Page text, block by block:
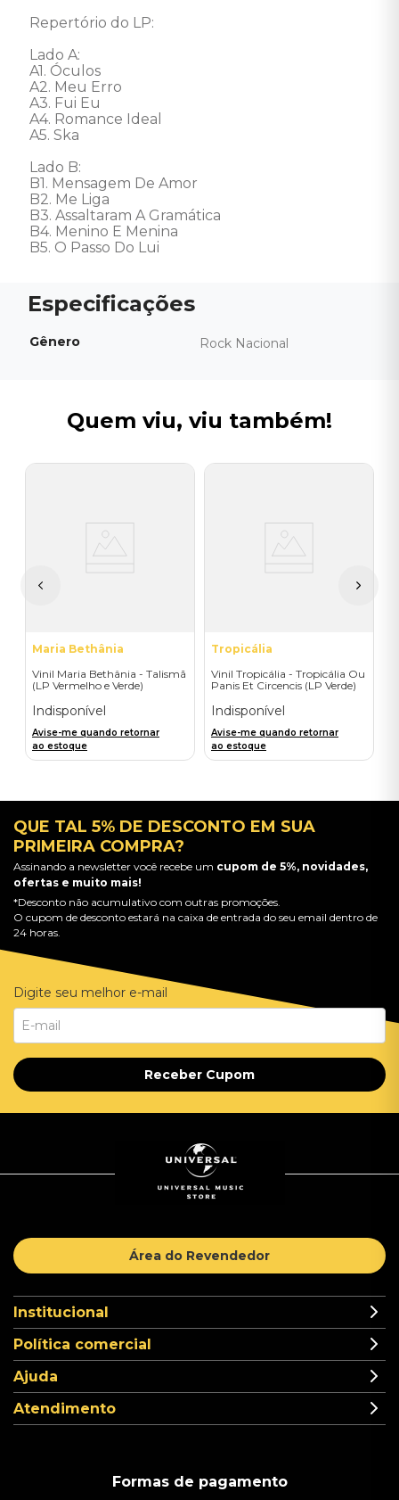
Repertório do LP:
Lado A:
A1. Óculos
A2. Meu Erro
A3. Fui Eu
A4. Romance Ideal
A5. Ska
Lado B:
B1. Mensagem De Amor
B2. Me Liga
B3. Assaltaram A Gramática
B4. Menino E Menina
B5. O Passo Do Lui
Gênero Rock Nacional
Quem viu, viu também!
Maria Bethânia
Vinil Maria Bethânia - Talismã
(LP Vermelho e Verde)
Indisponível
Avise-me quando retornar
ao estoque
Tropicália
Vinil Tropicália - Tropicália Ou
Panis Et Circencis (LP Verde)
Indisponível
Avise-me quando retornar
ao estoque
QUE TAL 5% DE DESCONTO EM SUA
PRIMEIRA COMPRA?
Assinando a newsletter você recebe um cupom de 5%, novidades,
ofertas e muito mais!
*Desconto não acumulativo com outras promoções.
O cupom de desconto estará na caixa de entrada do seu email dentro de
24 horas.
Digite seu melhor e-mail
Receber Cupom
Área do Revendedor
Institucional
Política comercial
Ajuda
Atendimento
Formas de pagamento